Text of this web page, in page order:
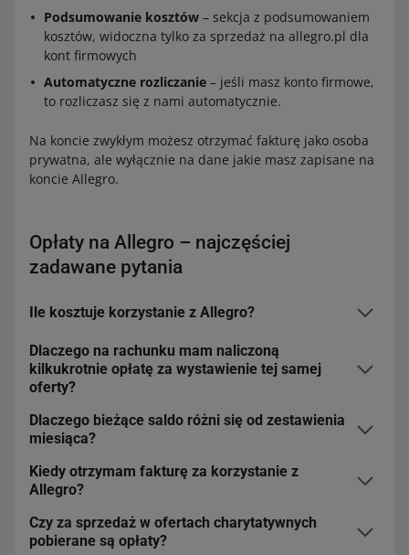
Podsumowanie kosztów – sekcja z podsumowaniem
kosztów, widoczna tylko za sprzedaż na allegro.pl dla
kont firmowych
Automatyczne rozliczanie – jeśli masz konto firmowe,
to rozliczasz się z nami automatycznie.
Na koncie zwykłym możesz otrzymać fakturę jako osoba
prywatna, ale wyłącznie na dane jakie masz zapisane na
koncie Allegro.
Opłaty na Allegro – najczęściej
zadawane pytania
Ile kosztuje korzystanie z Allegro?
Sprawdź opłaty w wybranej kategorii – skorzystaj z
kalkulatora opłat.
Dowiedz się więcej
Dlaczego na rachunku mam naliczoną
kilkukrotnie opłatę za wystawienie tej samej
oferty?
Opłaty naliczamy co10 dni. Jeśli Twoja oferta została
wystawiona na 20 dni, opłata została doliczona do
rachunku dwukrotnie: 1. i 11. dnia trwania oferty.
Dlaczego bieżące saldo różni się od zestawienia
miesiąca?
W zakładceRozliczenia z Allegrowidnieje zawsze kwota
Twojego aktualnej zaległości, z uwzględnieniem opłat
naliczonych i zwróconych w bieżącym miesiącu.
Natomiast w mejlu, jaki dostajesz od nas, widnieje
Kiedy otrzymam fakturę za korzystanie z
Allegro?
Fakturę wystawiamy do 15 dnia każdego miesiąca, na
przykład fakturę za kwiecień wystawimy do 15 maja.
Czy za sprzedaż w ofertach charytatywnych
pobierane są opłaty?